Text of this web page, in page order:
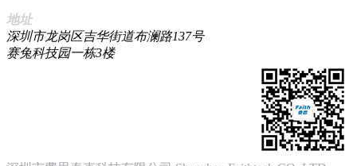
地址
深圳市龙岗区吉华街道布澜路137号
赛兔科技园一栋3楼